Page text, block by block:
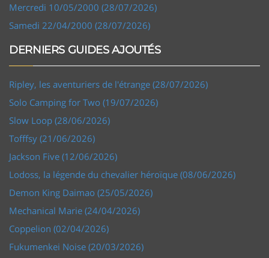
Mercredi 10/05/2000 (28/07/2026)
Samedi 22/04/2000 (28/07/2026)
DERNIERS GUIDES AJOUTÉS
Ripley, les aventuriers de l'étrange (28/07/2026)
Solo Camping for Two (19/07/2026)
Slow Loop (28/06/2026)
Tofffsy (21/06/2026)
Jackson Five (12/06/2026)
Lodoss, la légende du chevalier héroïque (08/06/2026)
Demon King Daimao (25/05/2026)
Mechanical Marie (24/04/2026)
Coppelion (02/04/2026)
Fukumenkei Noise (20/03/2026)